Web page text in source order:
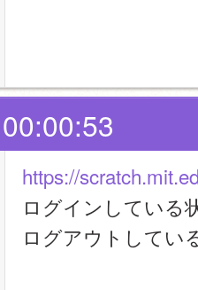
https://
ログインしている
ログアウトしてい